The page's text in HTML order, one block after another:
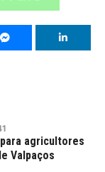
agricultores
Valpaços